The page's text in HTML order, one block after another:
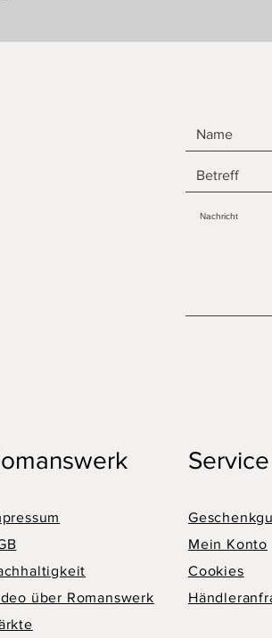
über Romanswerk
Service
Mein Konto
Cookies